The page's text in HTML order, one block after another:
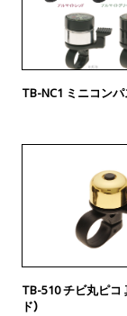
TB-NC1 ミニコン
TB-510 チビ丸ピコ
ド）